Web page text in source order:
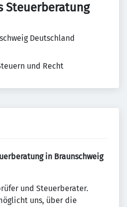
Steuerberatung
Deutschland
und Recht
in Braunschweig
und Steuerberater.
uns, über die